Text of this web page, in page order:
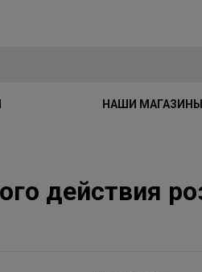
НАШИ МАГАЗИНЫ
действия